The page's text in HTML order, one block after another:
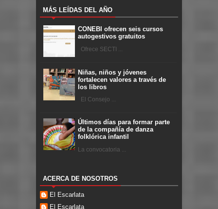
MÁS LEÍDAS DEL AÑO
CONEBI ofrecen seis cursos
autogestivos gratuitos
Ofrece SECTI ...
Niñas, niños y jóvenes
fortalecen valores a través de
los libros
El Consejo ...
Últimos días para formar parte
de la compañía de danza
folklórica infantil
La convocatoria ...
ACERCA DE NOSOTROS
El Escarlata
El Escarlata